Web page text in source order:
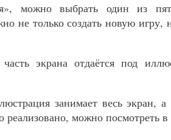
можно выбрать один из
не только создать новую игру,
экрана отдаётся под
занимает весь экран, а
реализовано, можно посмотреть